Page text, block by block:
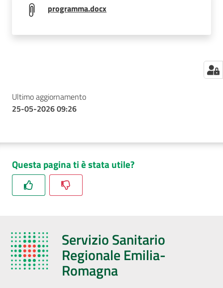
programma.docx
Ultimo aggiornamento
25-05-2026 09:26
Questa pagina ti è stata utile?
Servizio Sanitario
Regionale Emilia-
Romagna